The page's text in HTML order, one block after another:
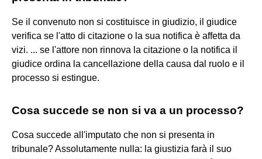
Se il convenuto non si costituisce in giudizio, il giudice
verifica se l'atto di citazione o la sua notifica è affetta da
vizi. ... se l'attore non rinnova la citazione o la notifica il
giudice ordina la cancellazione della causa dal ruolo e il
processo si estingue.
Cosa succede se non si va a un processo?
Cosa succede all'imputato che non si presenta in
tribunale? Assolutamente nulla: la giustizia farà il suo